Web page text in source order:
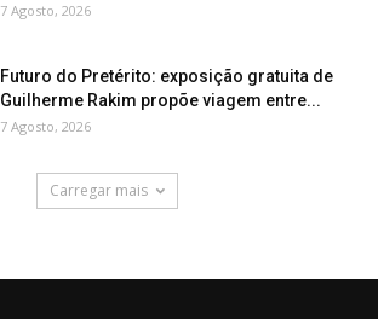
7 Agosto, 2026
Futuro do Pretérito: exposição gratuita de
Guilherme Rakim propõe viagem entre...
7 Agosto, 2026
Carregar mais